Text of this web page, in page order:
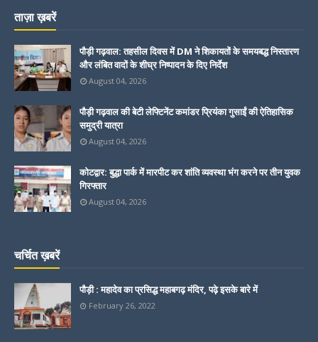
ताज़ा ख़बरें
पौड़ी गढ़वाल: तहसील दिवस में DM ने शिकायतों के समयबद्ध निस्तारण
और लंबित वादों के शीघ्र निष्पादन के दिए निर्देश
August 04, 2026
पौड़ी गढ़वाल की बेटी लेफ्टिनेंट कमांडर प्रियंका गुसाईं की ऐतिहासिक
समुद्री यात्रा
August 04, 2026
कोटद्वार: बुद्धा पार्क में मारपीट कर शांति व्यवस्था भंग करने पर तीन युवक
गिरफ्तार
August 04, 2026
चर्चित ख़बरें
पौड़ी : महादेव का प्रसिद्ध महाबगढ़ मंदिर, पढ़े इसके बारे में
February 26, 2022